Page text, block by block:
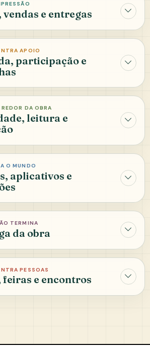
vendas e entregas
APOIO
participação e
DA OBRA
leitura e
O MUNDO
aplicativos e
TERMINA
da obra
PESSOAS
feiras e encontros